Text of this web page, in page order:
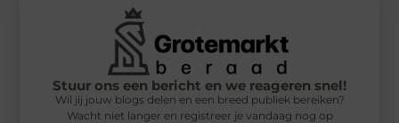
Stuur ons een bericht en we reageren snel!
Wil jij jouw blogs delen en een breed publiek bereiken?
Wacht niet langer en registreer je vandaag nog op